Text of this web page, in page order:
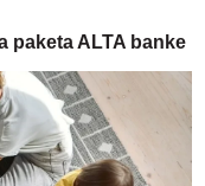
paketa ALTA banke